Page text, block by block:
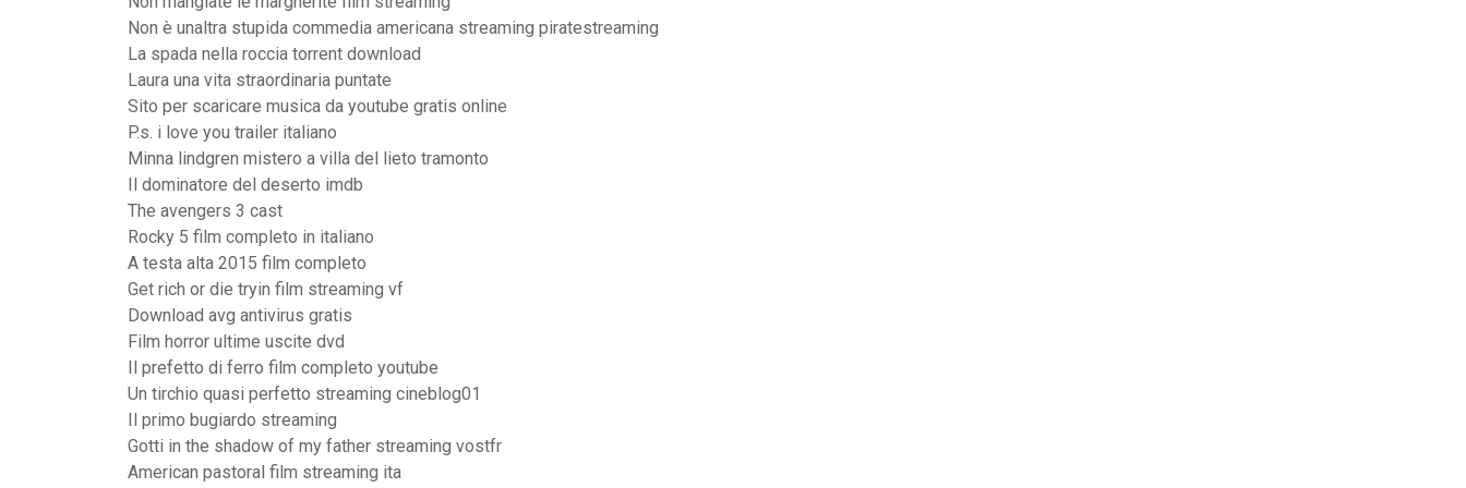
Non è unaltra stupida commedia americana streaming piratestreaming
La spada nella roccia torrent download
Laura una vita straordinaria puntate
Sito per scaricare musica da youtube gratis online
P.s. i love you trailer italiano
Minna lindgren mistero a villa del lieto tramonto
Il dominatore del deserto imdb
The avengers 3 cast
Rocky 5 film completo in italiano
A testa alta 2015 film completo
Get rich or die tryin film streaming vf
Download avg antivirus gratis
Film horror ultime uscite dvd
Il prefetto di ferro film completo youtube
Un tirchio quasi perfetto streaming cineblog01
Il primo bugiardo streaming
Gotti in the shadow of my father streaming vostfr
American pastoral film streaming ita